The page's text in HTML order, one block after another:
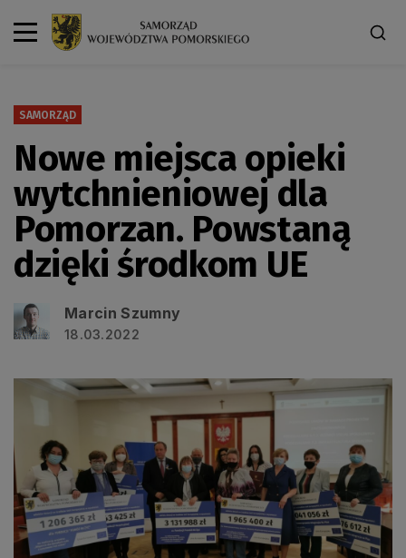
SAMORZĄD
Nowe miejsca opieki
wytchnieniowej dla
Pomorzan. Powstaną
dzięki środkom UE
Marcin Szumny
18.03.2022